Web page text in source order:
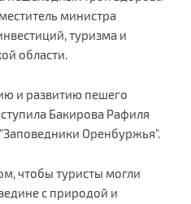
министра
туризма и
области.
и развитию пешего
Бакирова Рафиля
Оренбуржья".
чтобы туристы могли
с природой и